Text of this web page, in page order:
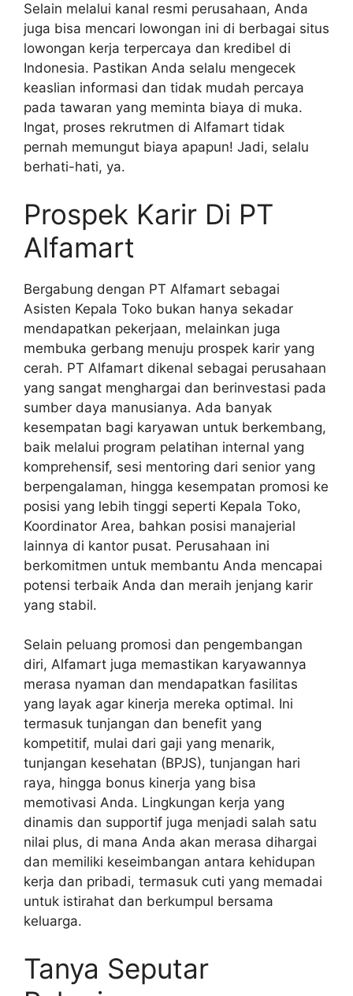
Selain melalui kanal resmi perusahaan, Anda
juga bisa mencari lowongan ini di berbagai situs
lowongan kerja terpercaya dan kredibel di
Indonesia. Pastikan Anda selalu mengecek
keaslian informasi dan tidak mudah percaya
pada tawaran yang meminta biaya di muka.
Ingat, proses rekrutmen di Alfamart tidak
pernah memungut biaya apapun! Jadi, selalu
berhati-hati, ya.
Prospek Karir Di PT
Alfamart
Bergabung dengan PT Alfamart sebagai
Asisten Kepala Toko bukan hanya sekadar
mendapatkan pekerjaan, melainkan juga
membuka gerbang menuju prospek karir yang
cerah. PT Alfamart dikenal sebagai perusahaan
yang sangat menghargai dan berinvestasi pada
sumber daya manusianya. Ada banyak
kesempatan bagi karyawan untuk berkembang,
baik melalui program pelatihan internal yang
komprehensif, sesi mentoring dari senior yang
berpengalaman, hingga kesempatan promosi ke
posisi yang lebih tinggi seperti Kepala Toko,
Koordinator Area, bahkan posisi manajerial
lainnya di kantor pusat. Perusahaan ini
berkomitmen untuk membantu Anda mencapai
potensi terbaik Anda dan meraih jenjang karir
yang stabil.
Selain peluang promosi dan pengembangan
diri, Alfamart juga memastikan karyawannya
merasa nyaman dan mendapatkan fasilitas
yang layak agar kinerja mereka optimal. Ini
termasuk tunjangan dan benefit yang
kompetitif, mulai dari gaji yang menarik,
tunjangan kesehatan (BPJS), tunjangan hari
raya, hingga bonus kinerja yang bisa
memotivasi Anda. Lingkungan kerja yang
dinamis dan supportif juga menjadi salah satu
nilai plus, di mana Anda akan merasa dihargai
dan memiliki keseimbangan antara kehidupan
kerja dan pribadi, termasuk cuti yang memadai
untuk istirahat dan berkumpul bersama
keluarga.
Tanya Seputar